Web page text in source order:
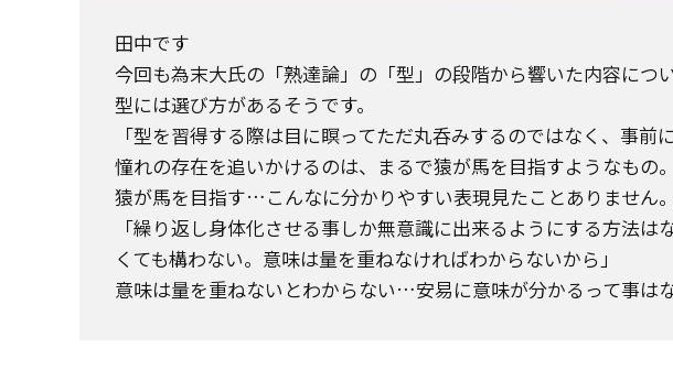
田中です
今回も為末大氏の「熟達論」の「型」の段階から響いた内容につ
型には選び方があるそうです。
「型を習得する際は目に瞑ってただ丸呑みするのではなく、事
憧れの存在を追いかけるのは、まるで猿が馬を目指すようなもの
猿が馬を目指す… こんなに分かりやすい表現見たことありません
「繰り返し身体化させる事しか無意識に出来るようにする方法
くても構わない。意味は量を重ねなければわからないから」
意味は量を重ねないとわからない…安易に意味が分かるって事は